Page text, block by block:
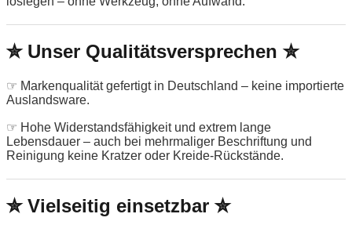
✮ Unser Qualitätsversprechen ✮
☞ Markenqualität gefertigt in Deutschland – keine importierte
Auslandsware.
☞ Hohe Widerstandsfähigkeit und extrem lange
Lebensdauer – auch bei mehrmaliger Beschriftung und
Reinigung keine Kratzer oder Kreide-Rückstände.
✮ Vielseitig einsetzbar ✮